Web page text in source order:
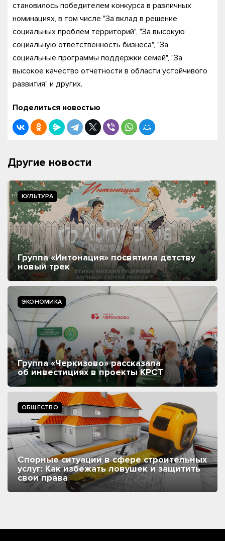
становилось победителем конкурса в различных
номинациях, в том числе "За вклад в решение
социальных проблем территорий", "За высокую
социальную ответственность бизнеса", "За
социальные программы поддержки семей", "За
высокое качество отчетности в области устойчивого
развития" и других.
Поделиться новостью
Другие новости
КУЛЬТУРА
Группа «Интонация» посвятила детству
новый трек
ЭКОНОМИКА
Группа «Черкизово» рассказала
об инвестициях в проекты КРСТ
ОБЩЕСТВО
Спорные ситуации в сфере строительных
услуг: Как избежать ловушек и защитить
свои права